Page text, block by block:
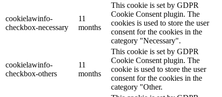
cookielawinfo-
checkbox-necessary
11
months
This cookie is set by GDPR
Cookie Consent plugin. The
cookies is used to store the user
consent for the cookies in the
category "Necessary".
cookielawinfo-
checkbox-others
11
months
This cookie is set by GDPR
Cookie Consent plugin. The
cookie is used to store the user
consent for the cookies in the
category "Other.